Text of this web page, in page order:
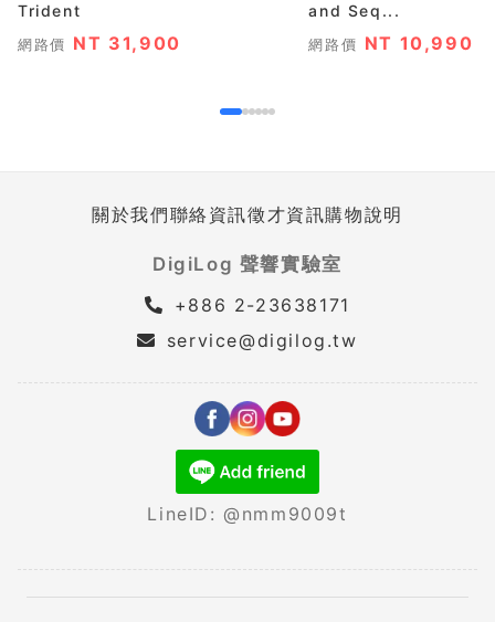
Trident
網路價 NT 31,900
and Seq...
網路價 NT 10,990
關於我們聯絡資訊徵才資訊購物說明
DigiLog 聲響實驗室
+886 2-23638171
service@digilog.tw
LineID: @nmm9009t